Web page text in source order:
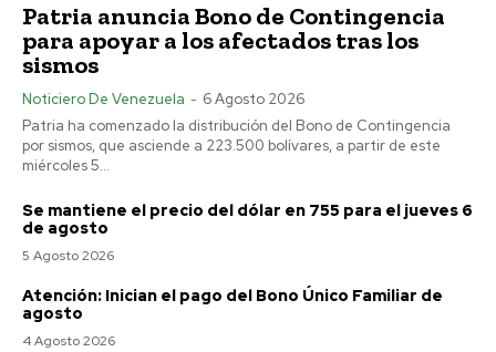
Patria anuncia Bono de Contingencia
para apoyar a los afectados tras los
sismos
Noticiero De Venezuela - 6 Agosto 2026
Patria ha comenzado la distribución del Bono de Contingencia
por sismos, que asciende a 223.500 bolívares, a partir de este
miércoles 5...
Se mantiene el precio del dólar en 755 para el jueves 6
de agosto
5 Agosto 2026
Atención: Inician el pago del Bono Único Familiar de
agosto
4 Agosto 2026